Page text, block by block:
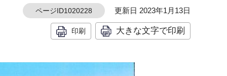
ページID1020228 更新日 2023年1月13日
印刷 大きな文字で印刷